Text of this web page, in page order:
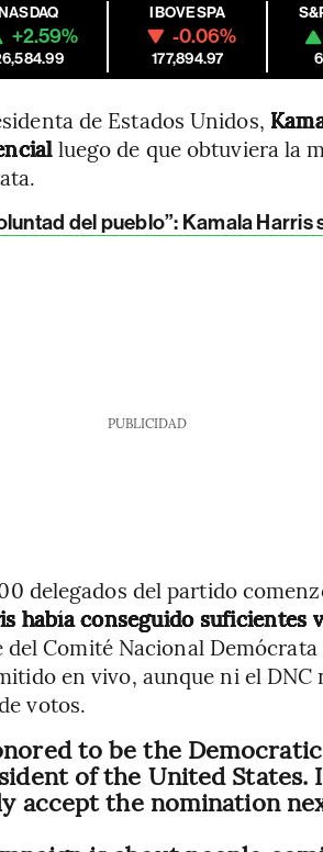
+2.59%
IBOVESPA
-0.06%
177,894.97
de Estados Unidos,
luego de que obtuviera la
del pueblo”: Kamala Harris
PUBLICIDAD
delegados del partido
había conseguido suficientes
Comité Nacional
en vivo, aunque ni el DNC
votos.
to be the
of the United States.
accept the nomination